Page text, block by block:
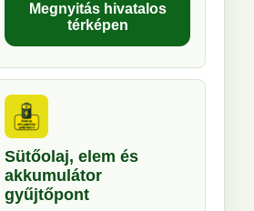
Megnyitás hivatalos
térképen
Sütőolaj, elem és
akkumulátor
gyűjtőpont